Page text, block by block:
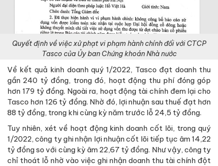
Quyết định về việc xử phạt vi phạm hành chính đối với CTCP
Tasco của Ủy ban Chứng khoán Nhà nước
Về kết quả kinh doanh quý 1/2022, Tasco đạt doanh thu
gần 240 tỷ đồng, trong đó, hoạt động thu phí đóng góp
hơn 179 tỷ đồng. Ngoài ra, hoạt động tài chính đem lại cho
Tasco hơn 126 tỷ đồng. Nhờ đó, lợi nhuận sau thuế đạt hơn
88 tỷ đồng, trong khi cùng kỳ năm trước lỗ 24,5 tỷ đồng.
Tuy nhiên, xét về hoạt động kinh doanh cốt lõi, trong quý
1/2022, công ty ghi nhận lợi nhuận cốt lõi tiếp tục âm 14,22
tỷ đồng so với cùng kỳ âm 22,67 tỷ đồng. Như vậy, công ty
chỉ thoát lỗ nhờ vào việc ghi nhận doanh thu tài chính đột